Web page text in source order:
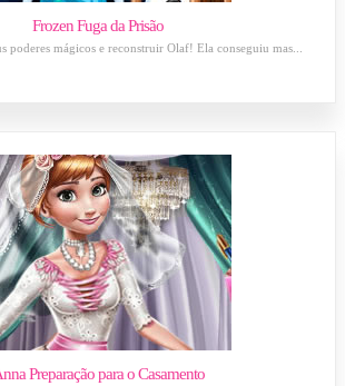
Frozen Fuga da Prisão
poderes mágicos e reconstruir Olaf! Ela conseguiu mas...
Preparação para o Casamento